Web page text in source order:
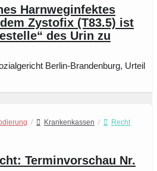
Harnweginfektes
Zystofix (T83.5) ist
des Urin zu
Berlin-Brandenburg, Urteil
/ Krankenkassen /
Recht
Terminvorschau Nr.